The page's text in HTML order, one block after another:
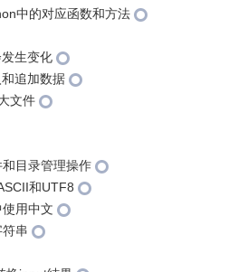
中的对应函数和方法
生变化
追加数据
文件
目录管理操作
和UTF8
用中文
串